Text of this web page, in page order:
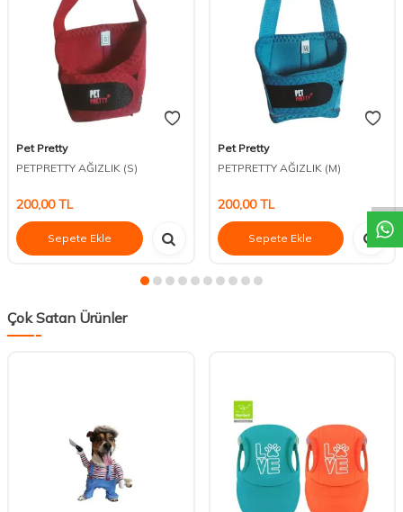
Pet Pretty
PETPRETTY AĞIZLIK (S)
200,00TL
Sepete Ekle
Pet Pretty
PETPRETTY AĞIZLIK (M)
200,00TL
Sepete Ekle
Çok Satan Ürünler